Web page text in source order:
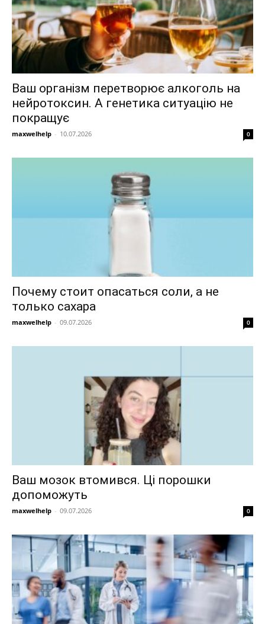
Ваш організм перетворює алкоголь на
нейротоксин. А генетика ситуацію не
покращує
maxwelhelp - 10.07.2026 0
Почему стоит опасаться соли, а не
только сахара
maxwelhelp - 09.07.2026 0
Ваш мозок втомився. Ці порошки
допоможуть
maxwelhelp - 09.07.2026 0